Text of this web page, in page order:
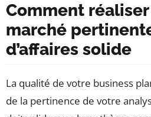
Comment
marché
d’affaires solide
La qualité de votre business
de la pertinence de votre